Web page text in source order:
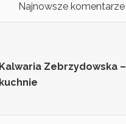
Najnowsze komentarze
Kalwaria Zebrzydowska –
kuchnie